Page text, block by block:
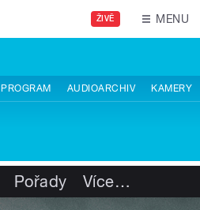
ŽIVĚ MENU
PROGRAM AUDIOARCHIV KAMERY
Pořady Více…